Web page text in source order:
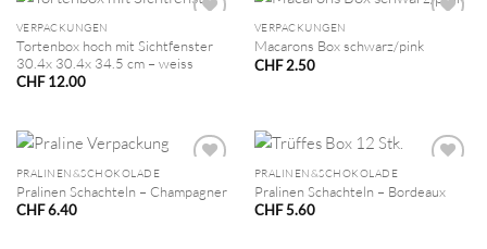
VERPACKUNGEN
Tortenbox hoch mit Sichtfenster
30.4x 30.4x 34.5 cm – weiss
CHF12.00
VERPACKUNGEN
Macarons Box schwarz/pink
CHF2.50
PRALINEN&SCHOKOLADE
Pralinen Schachteln – Champagner
CHF6.40
PRALINEN&SCHOKOLADE
Pralinen Schachteln – Bordeaux
CHF5.60